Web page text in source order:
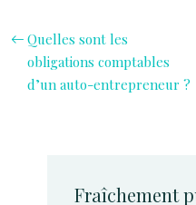
Quelles sont les
obligations comptables
d’un auto-entrepreneur ?
Fraîchement